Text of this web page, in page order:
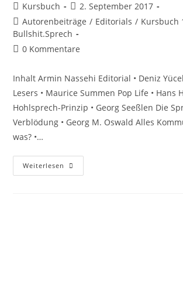
Kursbuch
2. September 2017
Autorenbeiträge / Editorials / Kursbuch
Bullshit.Sprech
0 Kommentare
Inhalt Armin Nassehi Editorial • Deniz
Lesers • Maurice Summen Pop Life • Hans
Hohlsprech-Prinzip • Georg Seeßlen Die
Verblödung • Georg M. Oswald Alles
was? •…
Weiterlesen